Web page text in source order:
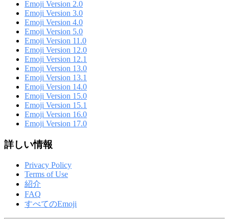
Emoji Version 2.0
Emoji Version 3.0
Emoji Version 4.0
Emoji Version 5.0
Emoji Version 11.0
Emoji Version 12.0
Emoji Version 12.1
Emoji Version 13.0
Emoji Version 13.1
Emoji Version 14.0
Emoji Version 15.0
Emoji Version 15.1
Emoji Version 16.0
Emoji Version 17.0
詳しい情報
Privacy Policy
Terms of Use
紹介
FAQ
すべてのEmoji